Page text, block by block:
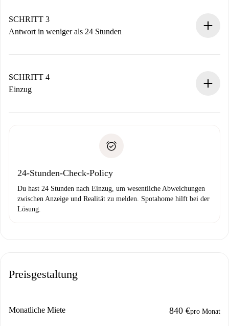
Denk daran, dass wir dich erst belasten, wenn der
Vermieter zustimmt.
SCHRITT 3
Antwort in weniger als 24 Stunden
stellen den Kontakt her.
Wenn der Vermieter ablehnen muss, entstehen keine
SCHRITT 4
Einzug
24-Stunden-Check-Policy
Du hast 24 Stunden nach Einzug, um wesentliche Abweichungen
zwischen Anzeige und Realität zu melden. Spotahome hilft bei der
Lösung.
Preisgestaltung
Monatliche Miete 840 €pro Monat